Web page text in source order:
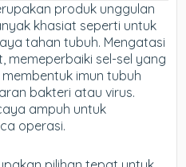
produk unggulan
khasiat seperti untuk
tahan tubuh. Mengatasi
memeperbaiki sel-sel yang
imun tubuh
bakteri atau virus.
ampuh untuk
operasi.